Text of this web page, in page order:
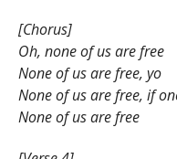
[Chorus]
Oh, none of us are free
None of us are free, yo
None of us are free, if
None of us are free